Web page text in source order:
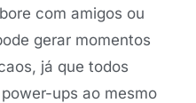
com amigos ou
gerar momentos
já que todos
ups ao mesmo